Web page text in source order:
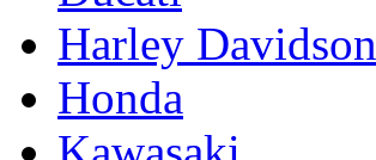
Harley Davidson
Honda